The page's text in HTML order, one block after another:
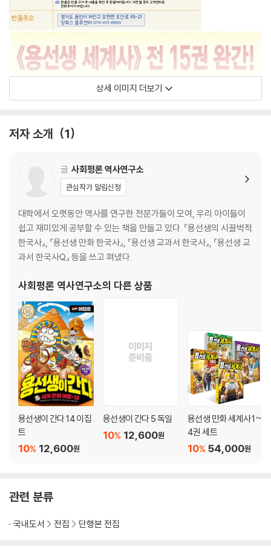
상세 이미지 더보기
저자 소개 1
글 사회평론 역사연구소
관심작가 알림신청
대학에서 오랫동안 역사를 연구한 전문가들이 모여, 우리 아이들이
쉽고 재미있게 공부할 수 있는 책을 만들고 있다. 『용선생의 시끌벅적
한국사』, 『용선생 만화 한국사』, 『용선생 교과서 한국사』, 『용선생 교
과서 한국사Q』 등을 쓰고 펴냈다.
사회평론 역사연구소의 다른 상품
용선생이 간다 14 이집
트
12,600원
10%
용선생이 간다 5 독일
12,600원
10%
용선생 만화 세계사 1~
4권 세트
54,000원
10%
관련 분류
국내도서 전집 단행본 전집